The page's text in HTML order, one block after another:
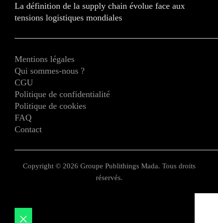
La définition de la supply chain évolue face aux
tensions logistiques mondiales
Mentions légales
Qui sommes-nous ?
CGU
Politique de confidentialité
Politique de cookies
FAQ
Contact
Copyright © 2026 Groupe Publithings Mada. Tous droits
réservés.